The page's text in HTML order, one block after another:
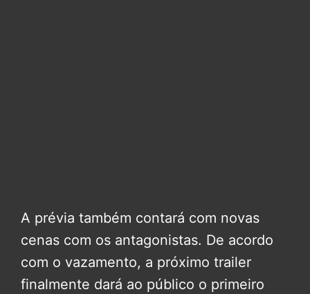
A prévia também contará com novas
cenas com os antagonistas. De acordo
com o vazamento, a próximo trailer
finalmente dará ao público o primeiro